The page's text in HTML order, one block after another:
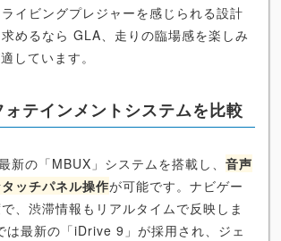
イビングプレジャーを感じられる設計
めるなら GLA、走りの臨場感を楽しみ
しています。
テインメントシステムを比較
新の「MBUX」システムを搭載し、 音声
ッチパネル操作が可能です。ナビゲー
、渋滞情報もリアルタイムで反映しま
は最新の「iDrive 9」が採用され、ジェ